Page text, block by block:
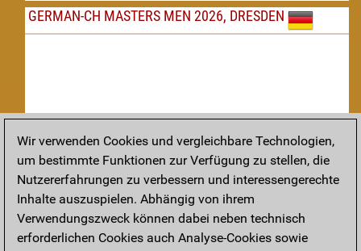
GERMAN-CH MASTERS MEN 2026, DRESDEN
Nachspielen
TAKTIK
Taktikstellungen aus den heutigen Partien
Wir verwenden Cookies und vergleichbare Technologien,
um bestimmte Funktionen zur Verfügung zu stellen, die
Nutzererfahrungen zu verbessern und interessengerechte
Inhalte auszuspielen. Abhängig von ihrem
Verwendungszweck können dabei neben technisch
erforderlichen Cookies auch Analyse-Cookies sowie